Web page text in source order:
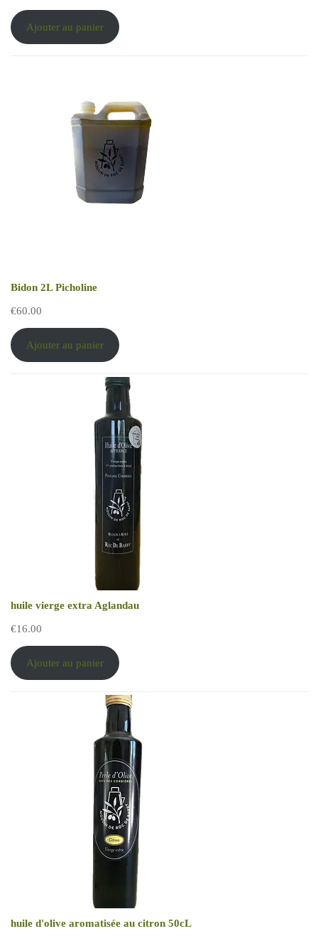
Ajouter au panier
Bidon 2L Picholine
€60.00
Ajouter au panier
huile vierge extra Aglandau
€16.00
Ajouter au panier
huile d'olive aromatisée au citron 50cL